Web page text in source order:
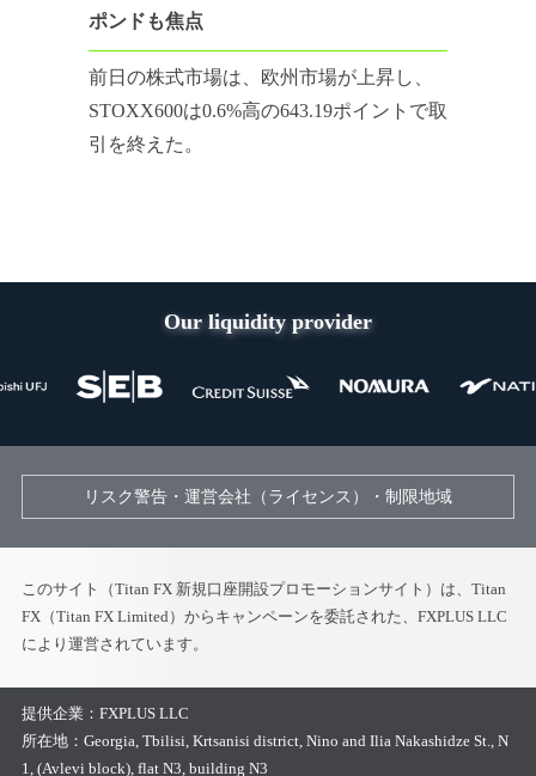
ポンドも焦点
前日の株式市場は、欧州市場が上昇し、
STOXX600は0.6%高の643.19ポイントで取
引を終えた。
Our liquidity provider
リスク警告・運営会社（ライセンス）・制限地域
このサイト（Titan FX 新規口座開設プロモーションサイト）は、Titan
FX（Titan FX Limited）からキャンペーンを委託された、FXPLUS LLC
により運営されています。
提供企業： FXPLUS LLC
所在地： Georgia, Tbilisi, Krtsanisi district, Nino and Ilia Nakashidze St., N
1, (Avlevi block), flat N3, building N3